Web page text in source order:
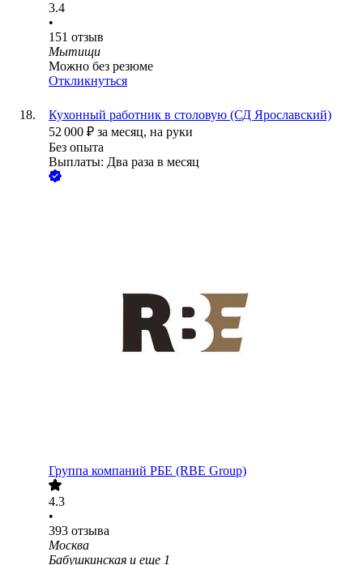
3.4
•
151 отзыв
Мытищи
Можно без резюме
Откликнуться
Кухонный работник в столовую (СД Ярославский)
52 000 ₽ за месяц, на руки
Без опыта
Выплаты: Два раза в месяц
Группа компаний РБЕ (RBE Group)
4.3
•
393 отзыва
Москва
Бабушкинская и еще 1